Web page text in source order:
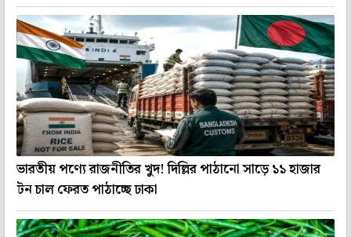
ভারতীয় পণ্যে রাজনীতির খুদ! দিল্লির পাঠানো সাড়ে ১১ হাজার
টন চাল ফেরত পাঠাচ্ছে ঢাকা